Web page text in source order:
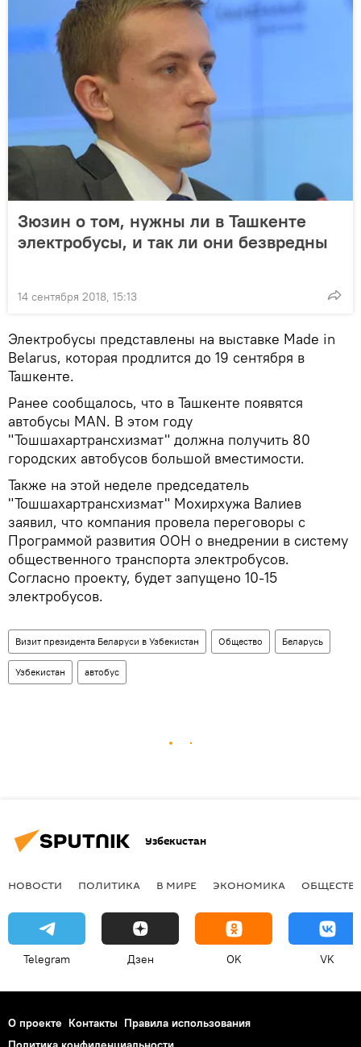
Зюзин о том, нужны ли в Ташкенте
электробусы, и так ли они безвредны
14 сентября 2018, 15:13
Электробусы представлены на выставке Made in
Belarus, которая продлится до 19 сентября в
Ташкенте.
Ранее сообщалось, что в Ташкенте появятся
автобусы MAN. В этом году
"Тошшахартрансхизмат" должна получить 80
городских автобусов большой вместимости.
Также на этой неделе председатель
"Тошшахартрансхизмат" Мохирхужа Валиев
заявил, что компания провела переговоры с
Программой развития ООН о внедрении в систему
общественного транспорта электробусов.
Согласно проекту, будет запущено 10-15
электробусов.
Визит президента Беларуси в Узбекистан Общество Беларусь
Узбекистан автобус
Узбекистан
НОВОСТИ ПОЛИТИКА В МИРЕ ЭКОНОМИКА
Telegram Дзен OK VK
О проекте Контакты Правила использования